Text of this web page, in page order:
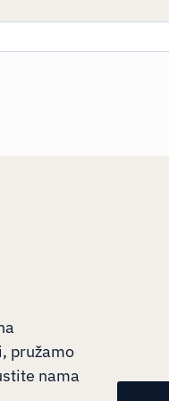
pružamo
nama